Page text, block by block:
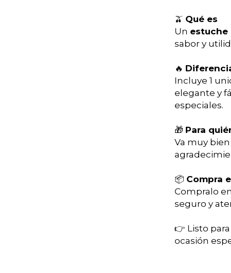
🫒 Qué es
Un estuche
sabor y
🔥
Incluye 1
elegante y
especiales.
🎁 Para
Va muy bien
📦 Compra
Compralo en
seguro y
👉 Listo
ocasión